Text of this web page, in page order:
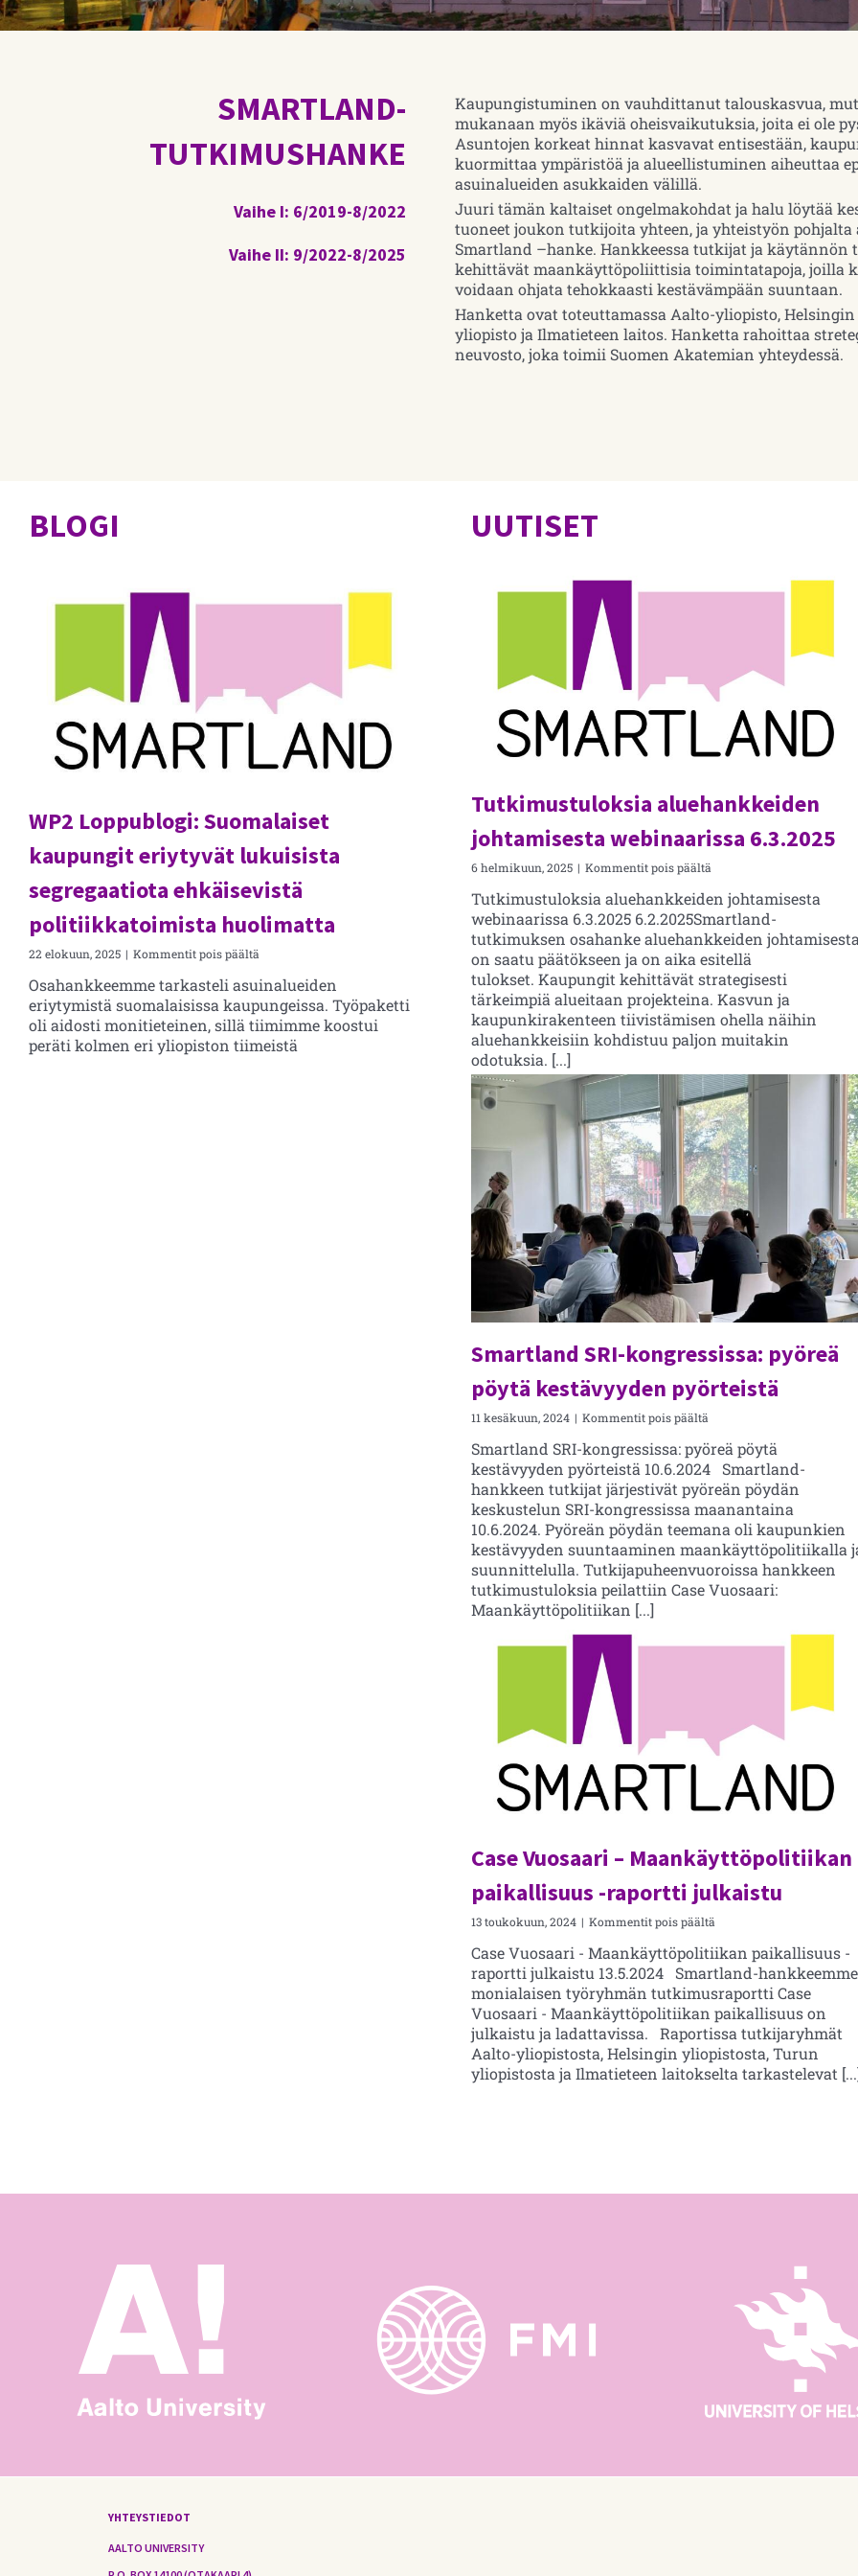
SMARTLAND-
TUTKIMUSHANKE
Vaihe I: 6/2019-8/2022
Vaihe II: 9/2022-8/2025
Kaupungistuminen on vauhdittanut talouskasvua,
mukanaan myös ikäviä oheisvaikutuksia, joita ei ole
Asuntojen korkeat hinnat kasvavat entisestään,
kuormittaa ympäristöä ja alueellistuminen aiheuttaa
asuinalueiden asukkaiden välillä.
Juuri tämän kaltaiset ongelmakohdat ja halu löytää
tuoneet joukon tutkijoita yhteen, ja yhteistyön
Smartland –hanke. Hankkeessa tutkijat ja käytännön
kehittävät maankäyttöpoliittisia toimintatapoja, joilla
voidaan ohjata tehokkaasti kestävämpään suuntaan.
Hanketta ovat toteuttamassa Aalto-yliopisto,
yliopisto ja Ilmatieteen laitos.Hanketta rahoittaa
neuvosto, joka toimii Suomen Akatemian yhteydessä.
BLOGI
WP2 Loppublogi: Suomalaiset
kaupungit eriytyvät lukuisista
segregaatiota ehkäisevistä
politiikkatoimista huolimatta
22 elokuun, 2025 | Kommentit pois päältä
Loppublogi:
Suomalaiset
kaupungit
eriytyvät
lukuisista
Osahankkeemme tarkasteli asuinalueiden
eriytymistä suomalaisissa kaupungeissa. Työpaketti
oli aidosti monitieteinen, sillä tiimimme koostui
peräti kolmen eri yliopiston tiimeistä
UUTISET
Tutkimustuloksia aluehankkeiden
johtamisesta webinaarissa 6.3.2025
6 helmikuun, 2025 | Kommentit pois päältä
aluehankkeiden
johtamisesta
webinaarissa
6.3.2025
Tutkimustuloksia aluehankkeiden johtamisesta
webinaarissa 6.3.2025 6.2.2025Smartland-
tutkimuksen osahanke aluehankkeiden
on saatu päätökseen ja on aika esitellä
tulokset. Kaupungit kehittävät strategisesti
tärkeimpiä alueitaan projekteina. Kasvun ja
kaupunkirakenteen tiivistämisen ohella näihin
aluehankkeisiin kohdistuu paljon muitakin
odotuksia. [...]
Smartland SRI-kongressissa: pyöreä
pöytä kestävyyden pyörteistä
11 kesäkuun, 2024 | Kommentit pois päältä
SRI-
kongressissa:
pyöreä
kestävyyden
pyörteistä
Smartland SRI-kongressissa: pyöreä pöytä
kestävyyden pyörteistä 10.6.2024 Smartland-
hankkeen tutkijat järjestivät pyöreän pöydän
keskustelun SRI-kongressissa maanantaina
10.6.2024. Pyöreän pöydän teemana oli kaupunkien
kestävyyden suuntaaminen maankäyttöpolitiikalla
suunnittelulla. Tutkijapuheenvuoroissa hankkeen
tutkimustuloksia peilattiin Case Vuosaari:
Maankäyttöpolitiikan [...]
Case Vuosaari – Maankäyttöpolitiikan
paikallisuus -raportti julkaistu
13 toukokuun, 2024 | Kommentit pois päältä
Vuosaari
–
Maankäyttöpolitiikan
paikallisuus
-
raportti
julkaistu
Case Vuosaari - Maankäyttöpolitiikan paikallisuus -
raportti julkaistu 13.5.2024 Smartland-hankkeemme
monialaisen työryhmän tutkimusraportti Case
Vuosaari - Maankäyttöpolitiikan paikallisuus on
julkaistu ja ladattavissa. Raportissa tutkijaryhmät
Aalto-yliopistosta, Helsingin yliopistosta, Turun
yliopistosta ja Ilmatieteen laitokselta tarkastelevat
YHTEYSTIEDOT
AALTO UNIVERSITY